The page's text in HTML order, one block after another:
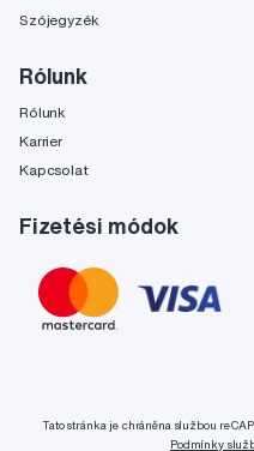
Szójegyzék
Rólunk
Rólunk
Karrier
Kapcsolat
Fizetési módok
Tato stránka je chráněna službou
Podmínky